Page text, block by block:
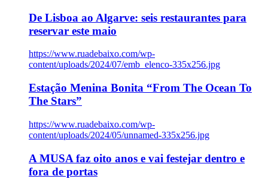
De Lisboa ao Algarve: seis restaurantes para
reservar este maio
https://www.ruadebaixo.com/wp-
content/uploads/2024/07/emb_elenco-335x256.jpg
Estação Menina Bonita “From The Ocean To
The Stars”
https://www.ruadebaixo.com/wp-
content/uploads/2024/05/unnamed-335x256.jpg
A MUSA faz oito anos e vai festejar dentro e
fora de portas